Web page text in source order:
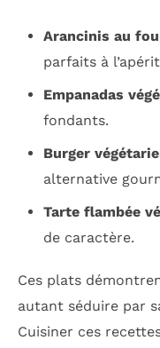
Arancinis au
parfaits à
Empanadas
fondants.
Burger
alternative
Tarte flambée
de caractère.
Ces plats
autant séduire par
Cuisiner ces